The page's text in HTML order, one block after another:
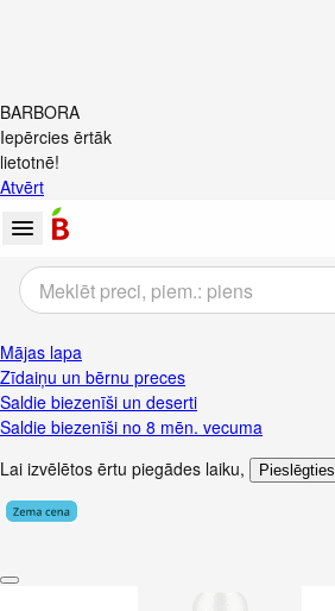
BARBORA
Iepērcies ērtāk
lietotnē!
Atvērt
Mājas lapa
Zīdaiņu un bērnu preces
Saldie biezenīši un deserti
Saldie biezenīši no 8 mēn. vecuma
Lai izvēlētos ērtu piegādes laiku, Pieslēgties